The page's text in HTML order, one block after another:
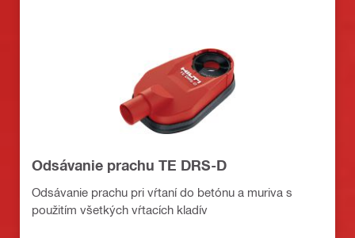
Odsávanie prachu TE DRS-D
Odsávanie prachu pri vŕtaní do betónu a muriva s
použitím všetkých vŕtacích kladív